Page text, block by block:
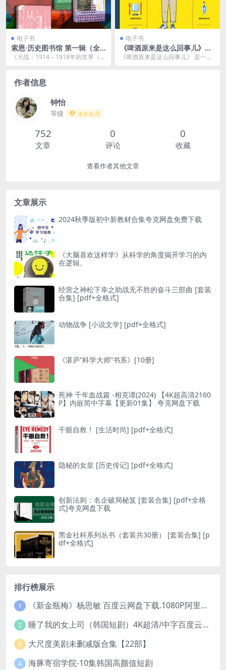
电子书
索恩·历史图书馆 第一辑（全6
册 ） [ 套装合集] [pdf+全格
《大战：1914～1918年的世界（全
电子书
《啤酒原来是这么回事儿》饮
食生活新提案[pdf]
《啤酒原来是这么回事儿》 是一本
作者信息
钟怡
等级 永久会员
752
文章
0
评论
0
收藏
查看作者其他文章
文章展示
2024秋季版初中新教材合集夸克网盘免费下载
《大脑喜欢这样学》从科学的角度揭开学习的内
在逻辑。
经营之神松下幸之助战无不胜的奋斗三部曲 [ 套装
合集] [pdf+全格式]
动物战争 [ 小说文学] [pdf+全格式]
《湛庐“科学大师”书系》[10册]
死神 千年血战篇 -相克谭(2024) 【4K超高清2160
P】内嵌简中字幕【更新01集】 夸克网盘下载
干眼自救！ [ 生活时尚] [pdf+全格式]
隐秘的女皇 [ 历史传记] [pdf+全格式]
创新法则：名企破局秘笈 [ 套装合集] [pdf+全格
式]夸克网盘下载
黑金社科系列丛书（套装共30册） [ 套装合集] [p
df+全格式]
排行榜展示
1 《新金瓶梅》杨思敏 百度云网盘下载.1080P阿里下载.国语中字.(1996)
2 睡了我的女上司（韩国短剧）4K超清/中字百度云网盘下载
3 大尺度美剧未删减版合集【22部】
4 海豚寄宿学院-10集韩国高颜值短剧